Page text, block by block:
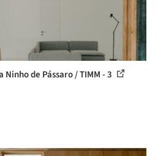
Ninho de Pássaro / TIMM - 3